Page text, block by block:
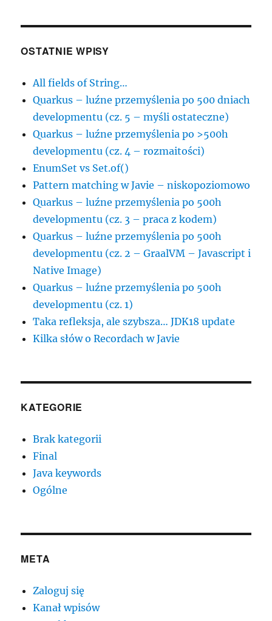
OSTATNIE WPISY
All fields of String…
Quarkus – luźne przemyślenia po 500 dniach
developmentu (cz. 5 – myśli ostateczne)
Quarkus – luźne przemyślenia po >500h
developmentu (cz. 4 – rozmaitości)
EnumSet vs Set.of()
Pattern matching w Javie – niskopoziomowo
Quarkus – luźne przemyślenia po 500h
developmentu (cz. 3 – praca z kodem)
Quarkus – luźne przemyślenia po 500h
developmentu (cz. 2 – GraalVM – Javascript i
Native Image)
Quarkus – luźne przemyślenia po 500h
developmentu (cz. 1)
Taka refleksja, ale szybsza… JDK18 update
Kilka słów o Recordach w Javie
KATEGORIE
Brak kategorii
Final
Java keywords
Ogólne
META
Zaloguj się
Kanał wpisów